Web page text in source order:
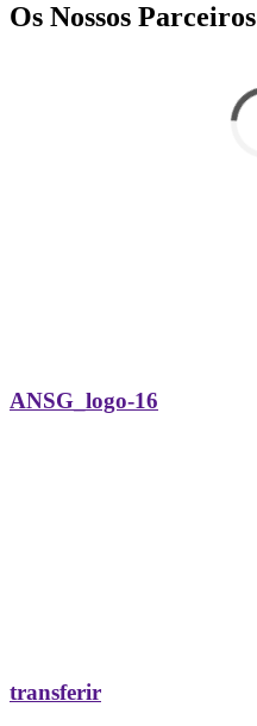
Os Nossos Parceiros
ANSG_logo-16
transferir